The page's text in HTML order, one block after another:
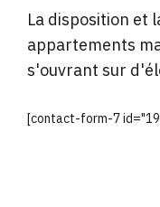
La disposition et
appartements
s'ouvrant sur
[contact-form-7